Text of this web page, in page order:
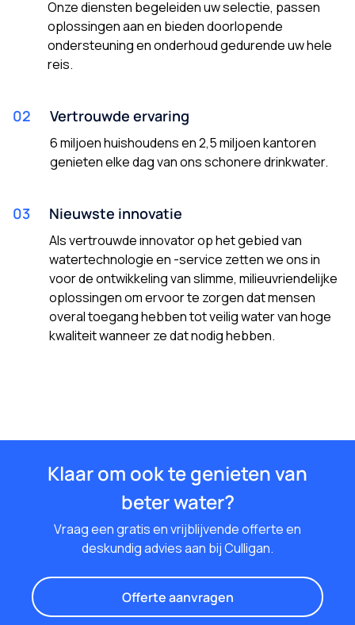
Onze diensten begeleiden uw selectie, passen
oplossingen aan en bieden doorlopende
ondersteuning en onderhoud gedurende uw hele
reis.
02 Vertrouwde ervaring
6 miljoen huishoudens en 2,5 miljoen kantoren
genieten elke dag van ons schonere drinkwater.
03 Nieuwste innovatie
Als vertrouwde innovator op het gebied van
watertechnologie en -service zetten we ons in
voor de ontwikkeling van slimme, milieuvriendelijke
oplossingen om ervoor te zorgen dat mensen
overal toegang hebben tot veilig water van hoge
kwaliteit wanneer ze dat nodig hebben.
Klaar om ook te genieten van
beter water?
Vraag een gratis en vrijblijvende offerte en
deskundig advies aan bij Culligan.
Offerte aanvragen